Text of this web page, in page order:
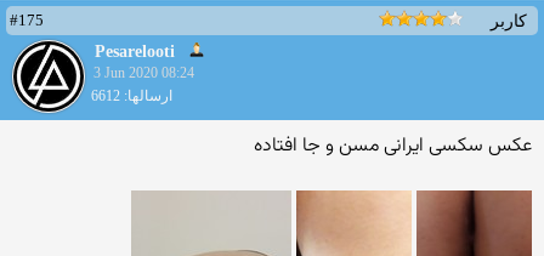
کاربر
#175
Pesarelooti
3 Jun 2020 08:24
ارسالها: 6612
عکس سکسی ایرانی مسن و جا افتاده